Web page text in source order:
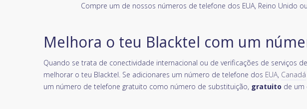
Compre um de nossos números de telefone dos EUA, Reino
Melhora o teu Blacktel com um
Quando se trata de conectividade internacional ou de verificações de serviços
melhorar o teu Blacktel. Se adicionares um número de telefone dos EUA, Canadá
um número de telefone gratuito como número de substituição, gratuito de um